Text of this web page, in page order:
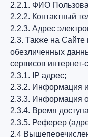
2.2.1. ФИО
2.2.2. Контактный
2.2.3. Адрес
2.3. Также на Сайте
обезличенных
сервисов интернет-
2.3.1. IP адрес;
2.3.2. Информация
2.3.3. Информация
2.3.4. Время
2.3.5. Реферер
2.4